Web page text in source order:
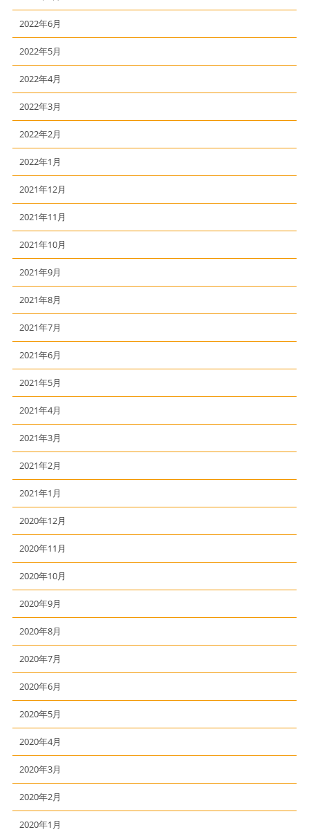
2022年6月
2022年5月
2022年4月
2022年3月
2022年2月
2022年1月
2021年12月
2021年11月
2021年10月
2021年9月
2021年8月
2021年7月
2021年6月
2021年5月
2021年4月
2021年3月
2021年2月
2021年1月
2020年12月
2020年11月
2020年10月
2020年9月
2020年8月
2020年7月
2020年6月
2020年5月
2020年4月
2020年3月
2020年2月
2020年1月